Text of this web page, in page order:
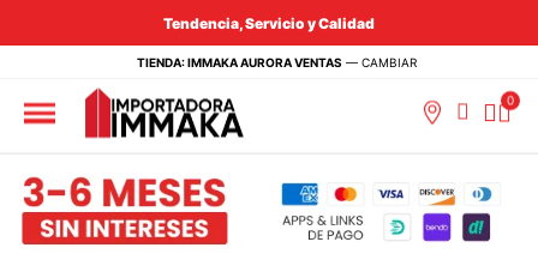
Tendencia, Servicio y Calidad
TIENDA: IMMAKA AURORA VENTAS — CAMBIAR